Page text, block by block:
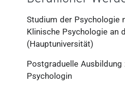
Studium der Psychologie
Klinische Psychologie an
(Hauptuniversität)
Postgraduelle Ausbildung
Psychologin